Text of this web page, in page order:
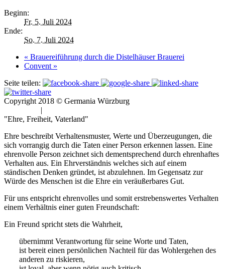
Beginn:
Fr. 5. Juli 2024
Ende:
So. 7. Juli 2024
« Brauereiführung durch die Distelhäuser Brauerei
Convent »
Seite teilen:
Copyright 2018 © Germania Würzburg
|
"Ehre, Freiheit, Vaterland"
Ehre beschreibt Verhaltensmuster, Werte und Überzeugungen, die
sich vorrangig durch die Taten einer Person erkennen lassen. Eine
ehrenvolle Person zeichnet sich dementsprechend durch ehrenhaftes
Verhalten aus. Ein Ehrverständnis welches sich auf einem
ständischen Denken gründet, ist abzulehnen. Im Gegensatz zur
Würde des Menschen ist die Ehre ein veräußerbares Gut.
Für uns entspricht ehrenvolles und somit erstrebenswertes Verhalten
einem Verhältnis einer guten Freundschaft:
Ein Freund spricht stets die Wahrheit,
übernimmt Verantwortung für seine Worte und Taten,
ist bereit einen persönlichen Nachteil für das Wohlergehen des
anderen zu riskieren,